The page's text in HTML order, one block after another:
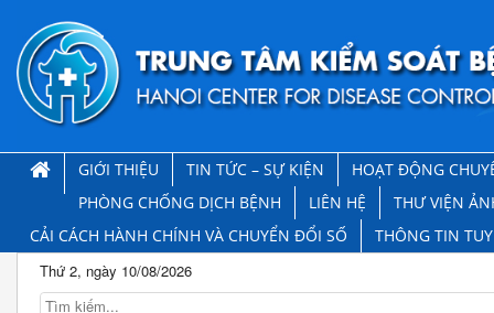
GIỚI THIỆU TIN TỨC – SỰ KIỆN
HOẠT ĐỘNG
PHÒNG CHỐNG DỊCH BỆNH
LIÊN HỆ
THƯ VIỆN
CẢI CÁCH HÀNH CHÍNH VÀ CHUYỂN ĐỔI SỐ
THÔNG TIN
Thứ 2, ngày 10/08/2026